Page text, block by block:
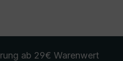
ab 29€ Warenwert